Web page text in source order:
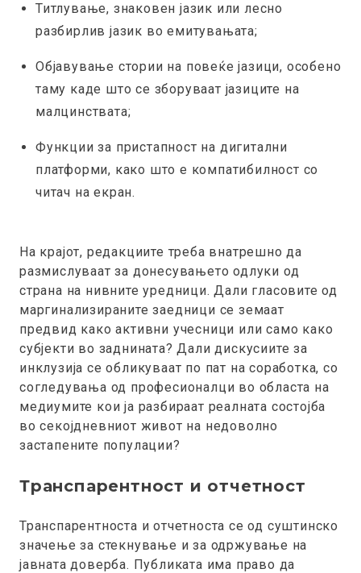
Титлување, знаковен јазик или лесно
разбирлив јазик во емитувањата;
Објавување стории на повеќе јазици, особено
таму каде што се зборуваат јазиците на
малцинствата;
Функции за пристапност на дигитални
платформи, како што е компатибилност со
читач на екран.
На крајот, редакциите треба внатрешно да
размислуваат за донесувањето одлуки од
страна на нивните уредници. Дали гласовите од
маргинализираните заедници се земаат
предвид како активни учесници или само како
субјекти во заднината? Дали дискусиите за
инклузија се обликуваат по пат на соработка, со
согледувања од професионалци во областа на
медиумите кои ја разбираат реалната состојба
во секојдневниот живот на недоволно
застапените популации?
Транспарентност и отчетност
Транспарентноста и отчетноста се од суштинско
значење за стекнување и за одржување на
јавната доверба. Публиката има право да